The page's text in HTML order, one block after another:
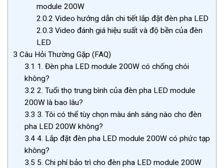
module 200W
2.0.2 Video hướng dẫn chi tiết lắp đặt đèn pha LED
2.0.3 Video đánh giá hiệu suất và độ bền của đèn
LED
3 Câu Hỏi Thường Gặp (FAQ)
3.1 1. Đèn pha LED module 200W có chống chói
không?
3.2 2. Tuổi thọ trung bình của đèn pha LED module
200W là bao lâu?
3.3 3. Tôi có thể tùy chọn màu ánh sáng nào cho đèn
pha LED 200W không?
3.4 4. Lắp đặt đèn pha LED module 200W có phức tạp
không?
3.5 5. Chi phí bảo trì cho đèn pha LED module 200W